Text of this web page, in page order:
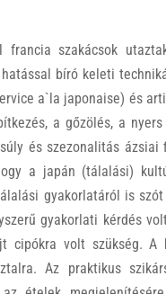
francia szakácsok
bíró keleti
a`la japonaise) és
a gőzölés, a nyers
és szezonalitás
a japán (tálalási)
gyakorlatáról is
gyakorlati kérdés
cipókra volt szükség. A
Az praktikus